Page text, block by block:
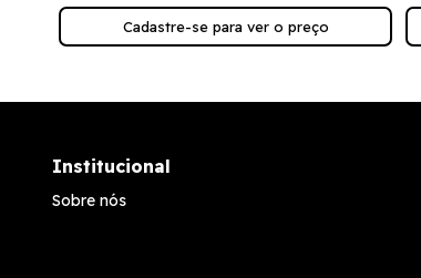
Cadastre-se para ver o preço
Institucional
Sobre nós